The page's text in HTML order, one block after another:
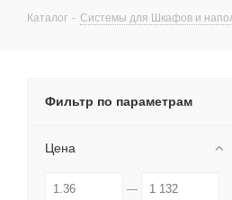
Каталог - Системы для Шкафов и
Фильтр по параметрам
Цена